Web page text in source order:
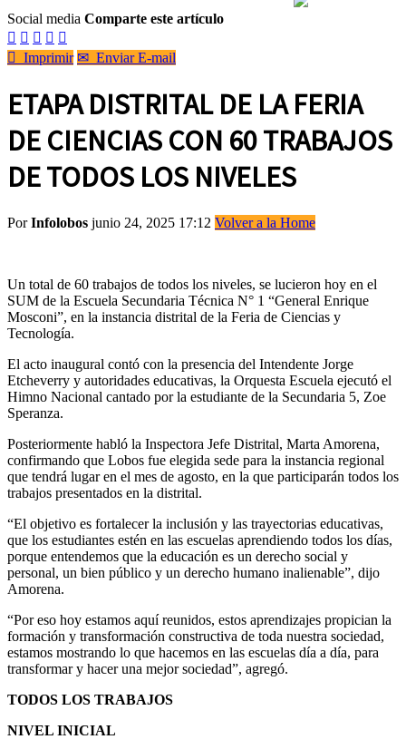
Social media Comparte este artículo
    
 Imprimir ✉ Enviar E-mail
ETAPA DISTRITAL DE LA FERIA
DE CIENCIAS CON 60 TRABAJOS
DE TODOS LOS NIVELES
PorInfolobos junio 24, 2025 17:12 Volver a la Home
Un total de 60 trabajos de todos los niveles, se lucieron hoy en el
SUM de la Escuela Secundaria Técnica N° 1 “General Enrique
Mosconi”, en la instancia distrital de la Feria de Ciencias y
Tecnología.
El acto inaugural contó con la presencia del Intendente Jorge
Etcheverry y autoridades educativas, la Orquesta Escuela ejecutó el
Himno Nacional cantado por la estudiante de la Secundaria 5, Zoe
Speranza.
Posteriormente habló la Inspectora Jefe Distrital, Marta Amorena,
confirmando que Lobos fue elegida sede para la instancia regional
que tendrá lugar en el mes de agosto, en la que participarán todos los
trabajos presentados en la distrital.
“El objetivo es fortalecer la inclusión y las trayectorias educativas,
que los estudiantes estén en las escuelas aprendiendo todos los días,
porque entendemos que la educación es un derecho social y
personal, un bien público y un derecho humano inalienable”, dijo
Amorena.
“Por eso hoy estamos aquí reunidos, estos aprendizajes propician la
formación y transformación constructiva de toda nuestra sociedad,
estamos mostrando lo que hacemos en las escuelas día a día, para
transformar y hacer una mejor sociedad”, agregó.
TODOS LOS TRABAJOS
NIVEL INICIAL